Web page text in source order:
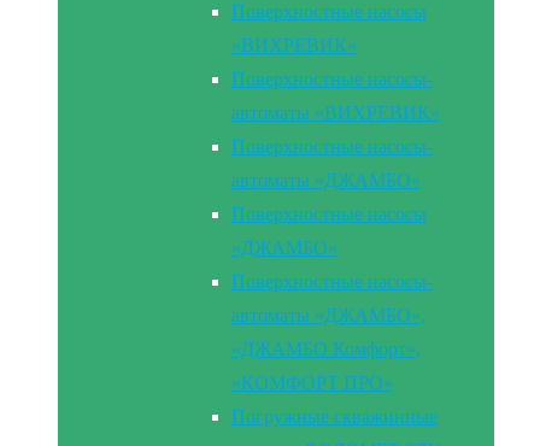
Поверхностные насосы
«ВИХРЕВИК»
Поверхностные насосы-
автоматы «ВИХРЕВИК»
Поверхностные насосы-
автоматы «ДЖАМБО»
Поверхностные насосы
«ДЖАМБО»
Поверхностные насосы-
автоматы «ДЖАМБО»,
«ДЖАМБО Комфорт»,
«КОМФОРТ ПРО»
Погружные скважинные